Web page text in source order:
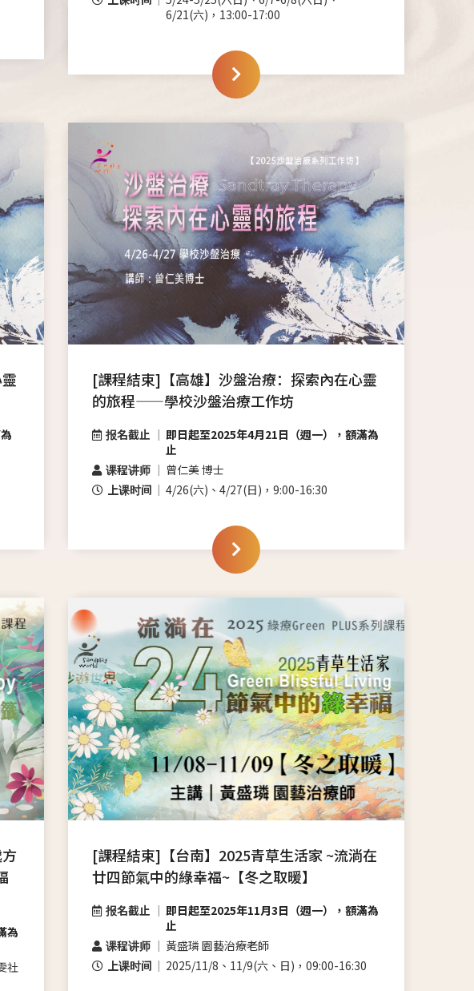
6/21(六)，13:00-17:00
[課程結束]【高雄】沙盤治療：探索內在心靈
的旅程——學校沙盤治療工作坊
报名截止
即日起至2025年4月21日（週一），額滿為
止
课程讲师
曾仁美 博士
上课时间
4/26(六)、4/27(日)，9:00-16:30
為
社
[課程結束]【台南】2025青草生活家 ~流淌在
廿四節氣中的綠幸福~【冬之取暖】
报名截止
即日起至2025年11月3日（週一），額滿為
止
课程讲师
黃盛璘 園藝治療老師
上课时间
2025/11/8、11/9(六、日)，09:00-16:30